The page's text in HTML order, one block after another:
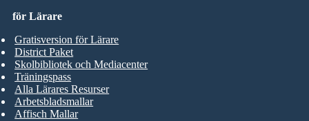
för Lärare
Gratisversion för Lärare
District Paket
Skolbibliotek och Mediacenter
Träningspass
Alla Lärares Resurser
Arbetsbladsmallar
Affisch Mallar